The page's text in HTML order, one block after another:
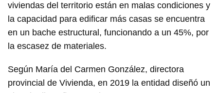
viviendas del territorio están en malas condiciones y
la capacidad para edificar más casas se encuentra
en un bache estructural, funcionando a un 45%, por
la escasez de materiales.
Según María del Carmen González, directora
provincial de Vivienda, en 2019 la entidad diseñó un